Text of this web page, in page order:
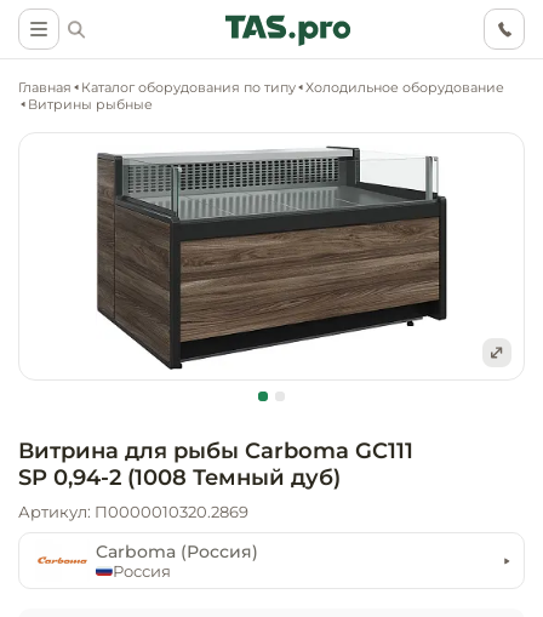
Оснащение
питания
Ритейл (food)
Ритейл (non
Маркетинговые
иследования
объекта
Ассортимент и
Главная Каталог оборудования по типу Холодильное оборудование
Витрины рыбные
Витрина для рыбы Carboma GC111
SP 0,94-2 (1008 Темный дуб)
Артикул: П0000010320.2869
Carboma (Россия)
Россия